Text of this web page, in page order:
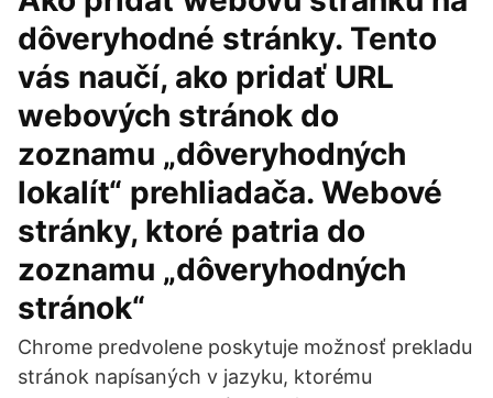
dôveryhodné stránky. Tento
vás naučí, ako pridať URL
webových stránok do
zoznamu „dôveryhodných
lokalít“ prehliadača. Webové
stránky, ktoré patria do
zoznamu „dôveryhodných
stránok“
Chrome predvolene poskytuje možnosť prekladu
stránok napísaných v jazyku, ktorému